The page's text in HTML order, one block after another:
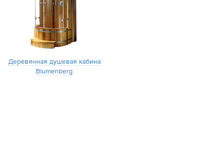
Деревянная душевая кабина
Blumenberg
О компании
Как купить
Поддержка